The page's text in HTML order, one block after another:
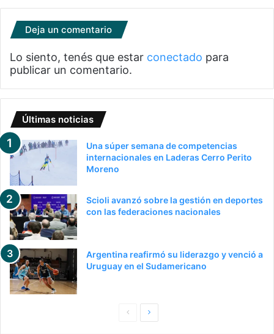
Deja un comentario
Lo siento, tenés que estar conectado para
publicar un comentario.
Últimas noticias
Una súper semana de competencias
internacionales en Laderas Cerro Perito
Moreno
Scioli avanzó sobre la gestión en deportes
con las federaciones nacionales
Argentina reafirmó su liderazgo y venció a
Uruguay en el Sudamericano
PaginaSiguiente